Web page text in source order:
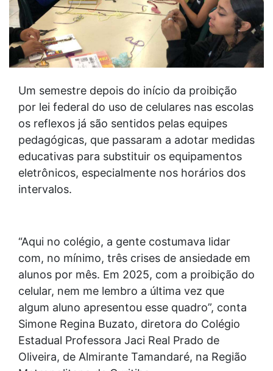
Um semestre depois do início da proibição
por lei federal do uso de celulares nas escolas
os reflexos já são sentidos pelas equipes
pedagógicas, que passaram a adotar medidas
educativas para substituir os equipamentos
eletrônicos, especialmente nos horários dos
intervalos.
“Aqui no colégio, a gente costumava lidar
com, no mínimo, três crises de ansiedade em
alunos por mês. Em 2025, com a proibição do
celular, nem me lembro a última vez que
algum aluno apresentou esse quadro”, conta
Simone Regina Buzato, diretora do Colégio
Estadual Professora Jaci Real Prado de
Oliveira, de Almirante Tamandaré, na Região